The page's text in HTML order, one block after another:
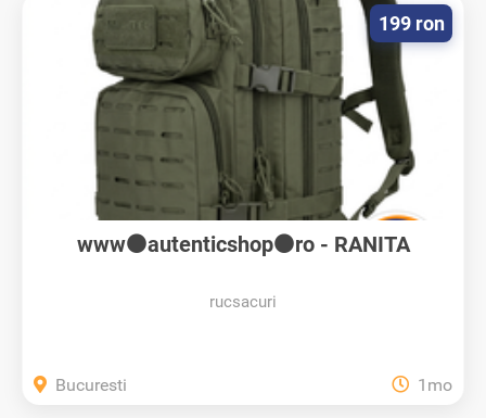
www⚫autenticshop⚫ro - RANITA
rucsacuri
199 ron
Bucuresti 1mo